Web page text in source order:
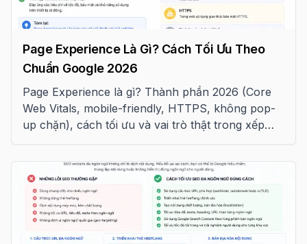
Page Experience Là Gì? Cách Tối Ưu Theo
Chuẩn Google 2026
Page Experience là gì? Thành phần 2026 (Core
Web Vitals, mobile-friendly, HTTPS, không pop-
up chặn), cách tối ưu và vai trò thật trong xếp